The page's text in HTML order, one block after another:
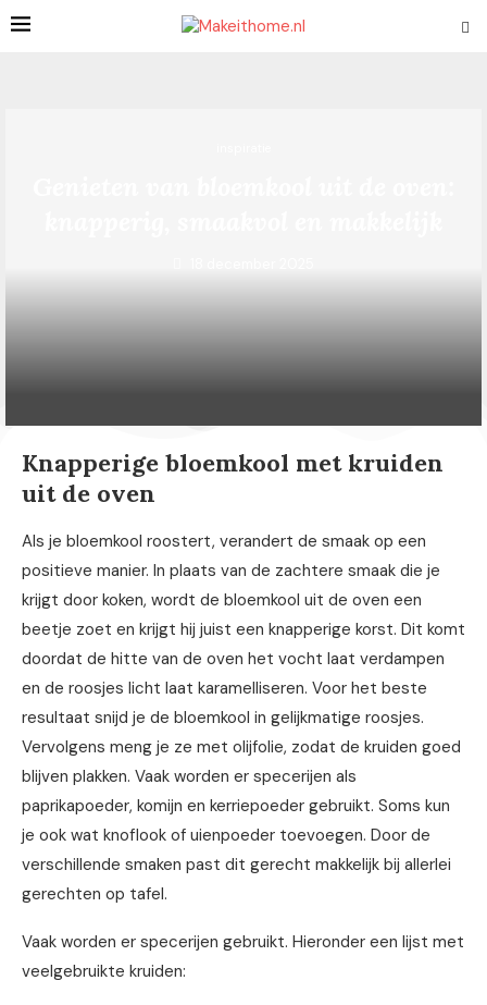
Knapperige bloemkool met kruiden
uit de oven
Als je bloemkool roostert, verandert de smaak op een
positieve manier. In plaats van de zachtere smaak die je
krijgt door koken, wordt de bloemkool uit de oven een
beetje zoet en krijgt hij juist een knapperige korst. Dit komt
doordat de hitte van de oven het vocht laat verdampen
en de roosjes licht laat karamelliseren. Voor het beste
resultaat snijd je de bloemkool in gelijkmatige roosjes.
Vervolgens meng je ze met olijfolie, zodat de kruiden goed
blijven plakken. Vaak worden er specerijen als
paprikapoeder, komijn en kerriepoeder gebruikt. Soms kun
je ook wat knoflook of uienpoeder toevoegen. Door de
verschillende smaken past dit gerecht makkelijk bij allerlei
gerechten op tafel.
Vaak worden er specerijen gebruikt. Hieronder een lijst met
veelgebruikte kruiden: